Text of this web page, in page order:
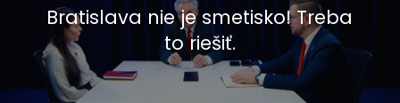
Bratislava nie je smetisko! Treba
to riešiť.